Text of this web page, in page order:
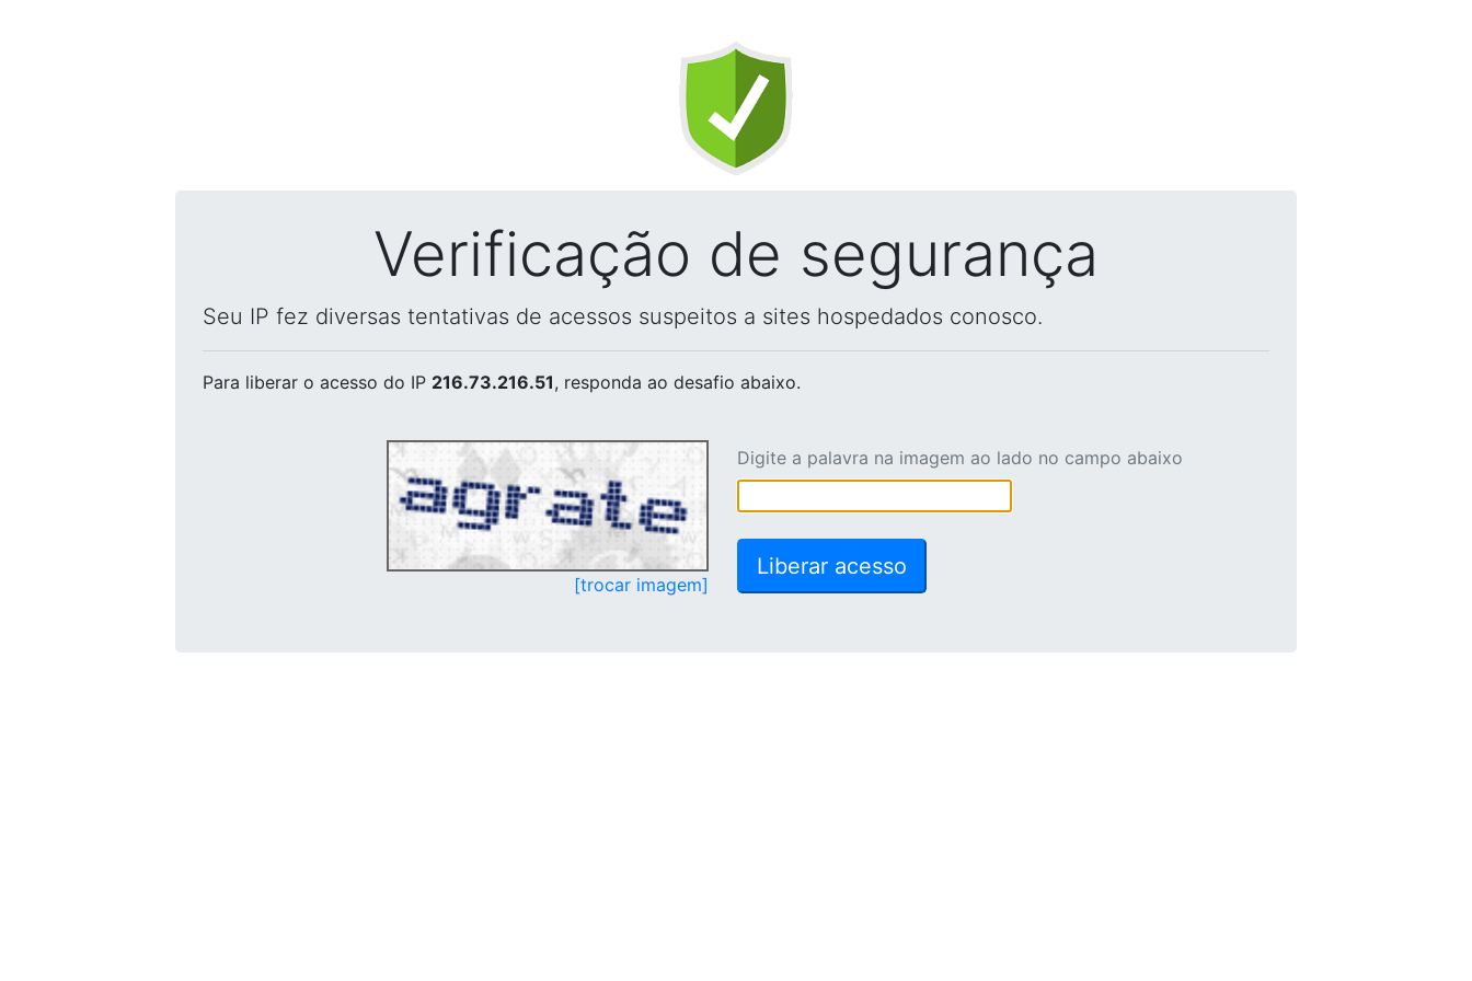
Verificação de segurança
Seu IP fez diversas tentativas de acessos suspeitos a sites hospedados conosco.
Para liberar o acesso do IP 216.73.216.51, responda ao desafio abaixo.
[trocar imagem]
Digite a palavra na imagem ao lado no campo abaixo